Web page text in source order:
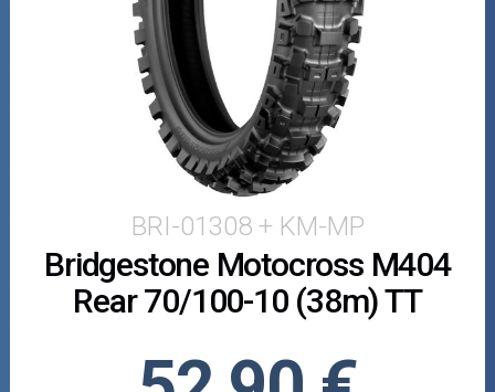
Puutarha ja metsä
Ajovarusteet
Nastarenkaat
Öljyt ja kemikaalit
Työkalut
Outlet-tuotteet
BRI-01308 + KM-MP
Bridgestone Motocross M404
Rear 70/100-10 (38m) TT